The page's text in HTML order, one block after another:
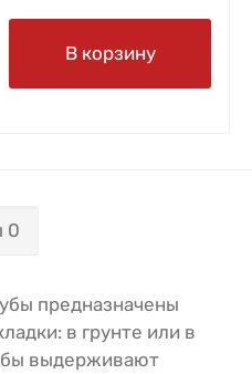
В корзину
0
предназначены
в грунте или в
выдерживают